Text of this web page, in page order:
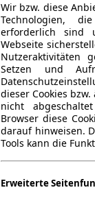
Wir bzw. diese
Technologien,
erforderlich sind
Webseite
Nutzeraktivitäten
Setzen und
dieser Cookies
nicht
Browser diese
darauf hinweisen.
Tools kann die
Erweiterte